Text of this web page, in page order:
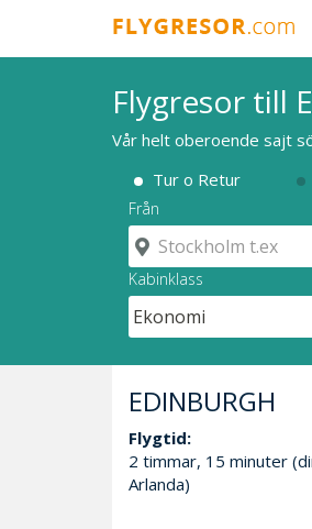
Flygresor till
Vår helt oberoende sajt
Tur o Retur
Från
Kabinklass
EDINBURGH
Flygtid:
2 timmar, 15 minuter
Arlanda)